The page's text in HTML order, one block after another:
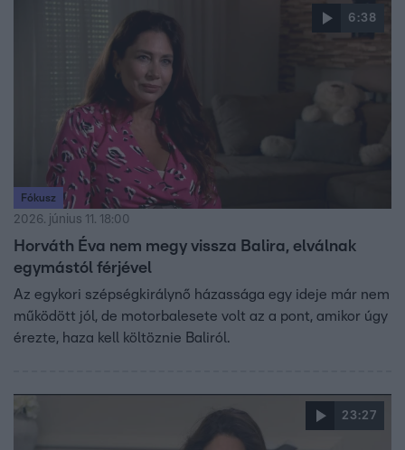
6:38
Fókusz
2026. június 11. 18:00
Horváth Éva nem megy vissza Balira, elválnak
egymástól férjével
Az egykori szépségkirálynő házassága egy ideje már nem
működött jól, de motorbalesete volt az a pont, amikor úgy
érezte, haza kell költöznie Baliról.
23:27